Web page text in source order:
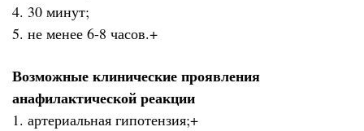
4. 30 минут;
5. не менее 6-8 часов.+
Возможные клинические проявления
анафилактической реакции
1. артериальная гипотензия;+